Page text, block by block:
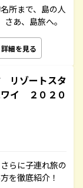
所まで、島の人
あ、島旅へ。
詳細を見る
リゾートスタ
イ ２０２０
らに子連れ旅の
を徹底紹介！